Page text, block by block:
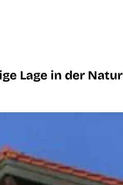
Lage in der Natur